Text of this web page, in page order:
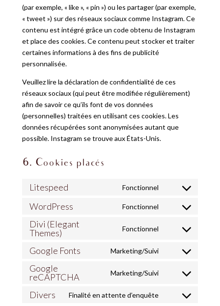
(par exemple, « like », « pin ») ou les partager (par exemple,
« tweet ») sur des réseaux sociaux comme Instagram. Ce
contenu est intégré grâce un code obtenu de Instagram
et place des cookies. Ce contenu peut stocker et traiter
certaines informations à des fins de publicité
personnalisée.
Veuillez lire la déclaration de confidentialité de ces
réseaux sociaux (qui peut être modifiée régulièrement)
afin de savoir ce qu’ils font de vos données
(personnelles) traitées en utilisant ces cookies. Les
données récupérées sont anonymisées autant que
possible. Instagram se trouve aux États-Unis.
6. Cookies placés
Litespeed Fonctionnel
Consent
litespeed
WordPress Fonctionnel
Consent
service
Divi (Elegant
Themes)
Fonctionnel
Consent
service
(elegant-
Google Fonts Marketing/Suivi
Consent
service
Google
reCAPTCHA
Marketing/Suivi
Consent
service
Divers Finalité en attente d’enquête
Consent